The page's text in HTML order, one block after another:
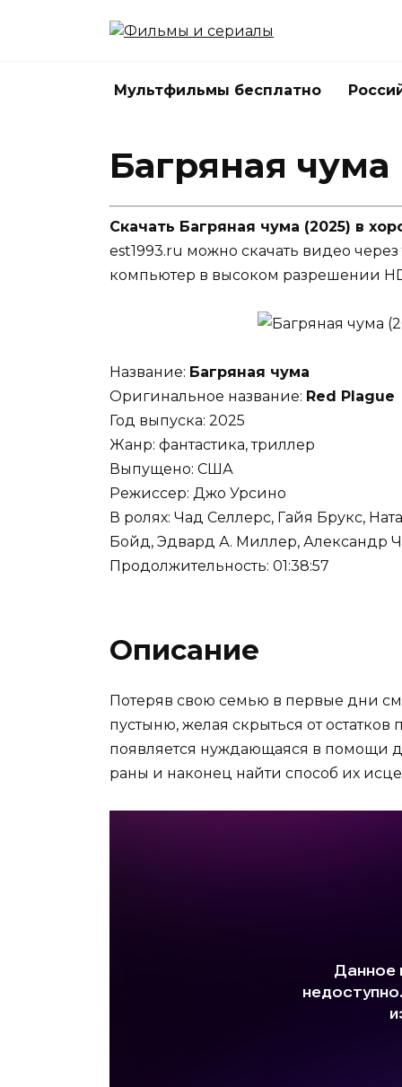
Мультфильмы бесплатно
Багряная чума
Скачать Багряная чума (2025) в
est1993.ru можно скачать видео
компьютер в высоком разрешении
Название: Багряная чума
Оригинальное название: Red Plague
Год выпуска: 2025
Жанр: фантастика, триллер
Выпущено: США
Режиссер: Джо Урсино
В ролях: Чад Селлерс, Гайя Брукс,
Бойд, Эдвард А. Миллер, Александр
Продолжительность: 01:38:57
Описание
Потеряв свою семью в первые дни
пустыню, желая скрыться от
появляется нуждающаяся в помощи
раны и наконец найти способ их